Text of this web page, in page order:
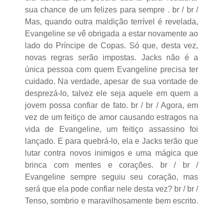
sua chance de um felizes para sempre . br / br /
Mas, quando outra maldição terrível é revelada,
Evangeline se vê obrigada a estar novamente ao
lado do Príncipe de Copas. Só que, desta vez,
novas regras serão impostas. Jacks não é a
única pessoa com quem Evangeline precisa ter
cuidado. Na verdade, apesar de sua vontade de
desprezá-lo, talvez ele seja aquele em quem a
jovem possa confiar de fato. br / br / Agora, em
vez de um feitiço de amor causando estragos na
vida de Evangeline, um feitiço assassino foi
lançado. E para quebrá-lo, ela e Jacks terão que
lutar contra novos inimigos e uma mágica que
brinca com mentes e corações. br / br /
Evangeline sempre seguiu seu coração, mas
será que ela pode confiar nele desta vez? br / br /
Tenso, sombrio e maravilhosamente bem escrito.